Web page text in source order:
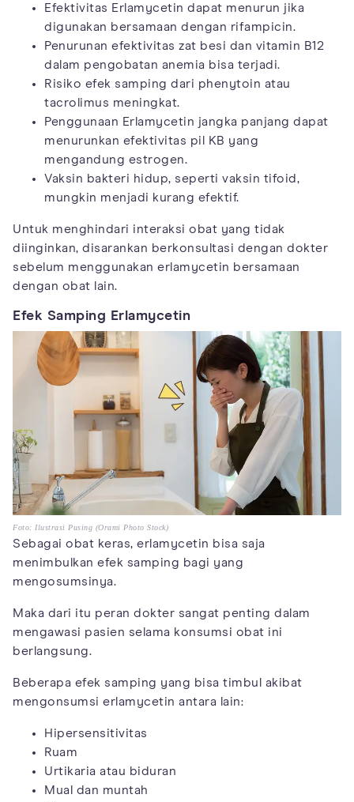
Efektivitas Erlamycetin dapat menurun jika
digunakan bersamaan dengan rifampicin.
Penurunan efektivitas zat besi dan vitamin B12
dalam pengobatan anemia bisa terjadi.
Risiko efek samping dari phenytoin atau
tacrolimus meningkat.
Penggunaan Erlamycetin jangka panjang dapat
menurunkan efektivitas pil KB yang
mengandung estrogen.
Vaksin bakteri hidup, seperti vaksin tifoid,
mungkin menjadi kurang efektif.
Untuk menghindari interaksi obat yang tidak
diinginkan, disarankan berkonsultasi dengan dokter
sebelum menggunakan erlamycetin bersamaan
dengan obat lain.
Efek Samping Erlamycetin
Foto: Ilustrasi Pusing (Orami Photo Stock)
Sebagai obat keras, erlamycetin bisa saja
menimbulkan efek samping bagi yang
mengosumsinya.
Maka dari itu peran dokter sangat penting dalam
mengawasi pasien selama konsumsi obat ini
berlangsung.
Beberapa efek samping yang bisa timbul akibat
mengonsumsi erlamycetin antara lain:
Hipersensitivitas
Ruam
Urtikaria atau biduran
Mual dan muntah